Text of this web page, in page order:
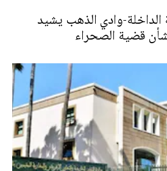
وادي الذهب يشيد
قضية الصحراء